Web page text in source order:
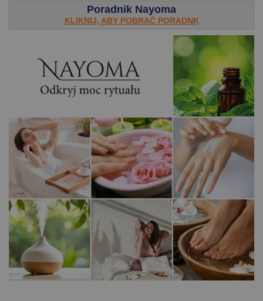
Poradnik Nayoma
KLIKNIJ, ABY POBRAĆ PORADNK